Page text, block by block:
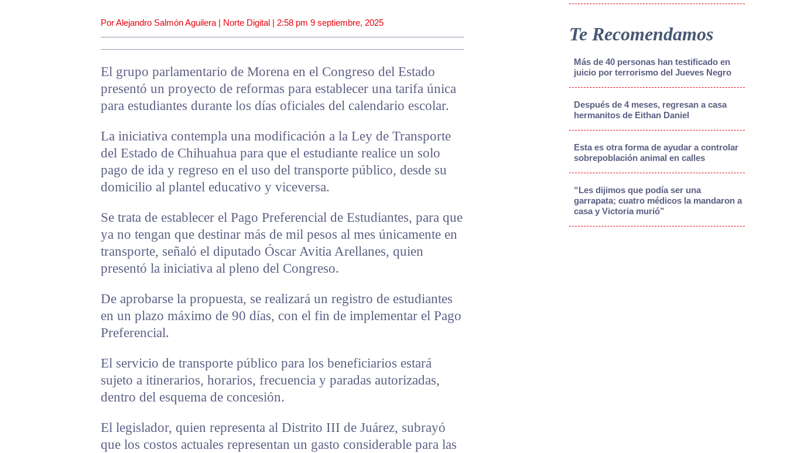
Por Alejandro Salmón Aguilera | Norte Digital | 2:58 pm 9 septiembre, 2025
El grupo parlamentario de Morena en el Congreso del Estado
presentó un proyecto de reformas para establecer una tarifa única
para estudiantes durante los días oficiales del calendario escolar.
La iniciativa contempla una modificación a la Ley de Transporte
del Estado de Chihuahua para que el estudiante realice un solo
pago de ida y regreso en el uso del transporte público, desde su
domicilio al plantel educativo y viceversa.
Se trata de establecer el Pago Preferencial de Estudiantes, para que
ya no tengan que destinar más de mil pesos al mes únicamente en
transporte, señaló el diputado Óscar Avitia Arellanes, quien
presentó la iniciativa al pleno del Congreso.
De aprobarse la propuesta, se realizará un registro de estudiantes
en un plazo máximo de 90 días, con el fin de implementar el Pago
Preferencial.
El servicio de transporte público para los beneficiarios estará
sujeto a itinerarios, horarios, frecuencia y paradas autorizadas,
dentro del esquema de concesión.
El legislador, quien representa al Distrito III de Juárez, subrayó
que los costos actuales representan un gasto considerable para las
Te Recomendamos
Más de 40 personas han testificado en
juicio por terrorismo del Jueves Negro
Después de 4 meses, regresan a casa
hermanitos de Eithan Daniel
Esta es otra forma de ayudar a controlar
sobrepoblación animal en calles
“Les dijimos que podía ser una
garrapata; cuatro médicos la mandaron a
casa y Victoria murió”